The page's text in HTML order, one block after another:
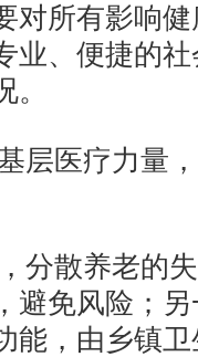
对所有影响
业、便捷的
医疗力量，
散养老的失
避免风险；
能，由乡镇